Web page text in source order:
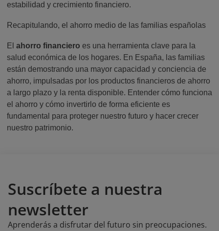
estabilidad y crecimiento financiero.
Recapitulando, el ahorro medio de las familias españolas
El ahorro financiero es una herramienta clave para la
salud económica de los hogares. En España, las familias
están demostrando una mayor capacidad y conciencia de
ahorro, impulsadas por los productos financieros de ahorro
a largo plazo y la renta disponible. Entender cómo funciona
el ahorro y cómo invertirlo de forma eficiente es
fundamental para proteger nuestro futuro y hacer crecer
nuestro patrimonio.
Suscríbete a nuestra
newsletter
Aprenderás a disfrutar del futuro sin preocupaciones.